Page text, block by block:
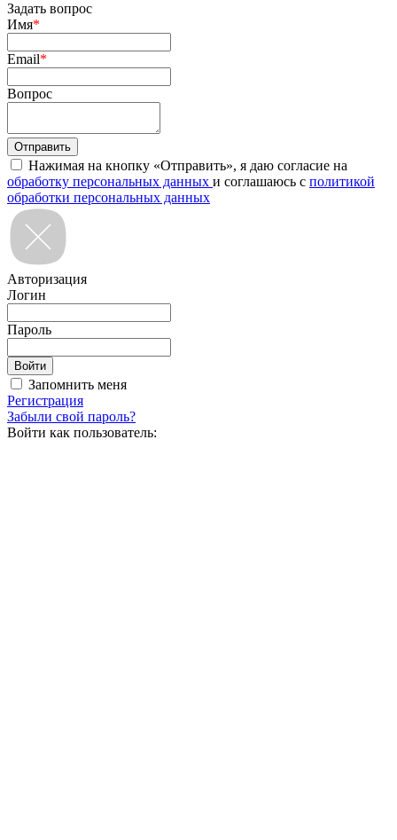
Задать вопрос
Имя*
Email*
Вопрос
Нажимая на кнопку «Отправить», я даю согласие на
обработку персональных данных и соглашаюсь с политикой
обработки персональных данных
Авторизация
Логин
Пароль
Запомнить меня
Регистрация
Забыли свой пароль?
Войти как пользователь: